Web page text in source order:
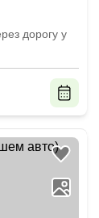
дорогу у